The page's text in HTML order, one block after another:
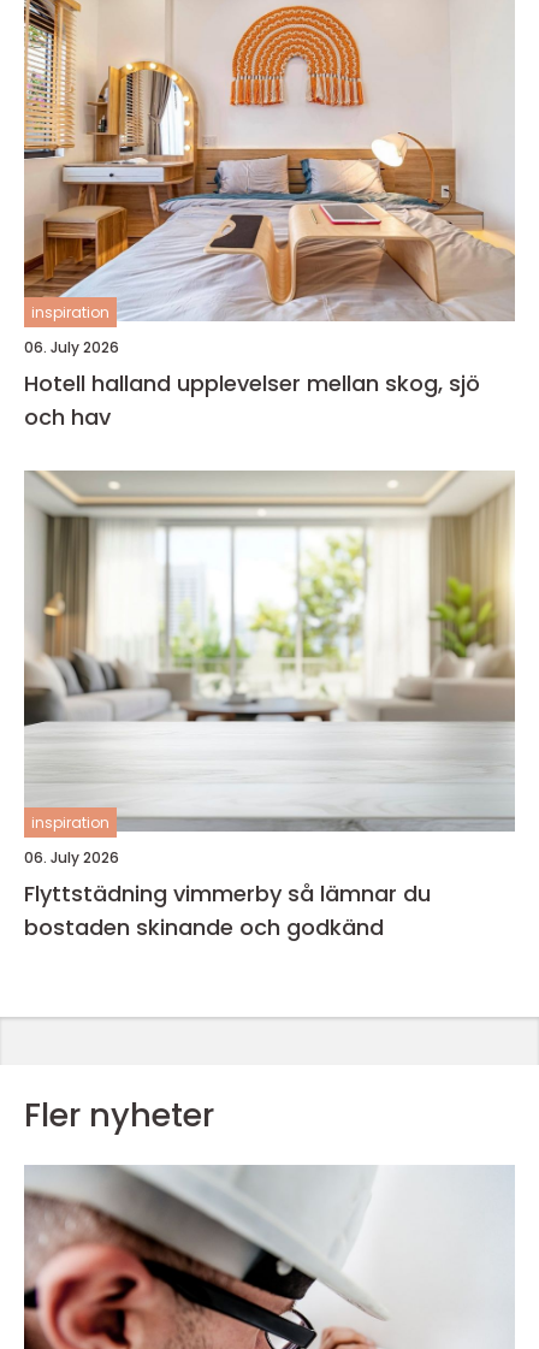
inspiration
06. July 2026
Hotell halland upplevelser mellan skog, sjö
och hav
inspiration
06. July 2026
Flyttstädning vimmerby så lämnar du
bostaden skinande och godkänd
Fler nyheter